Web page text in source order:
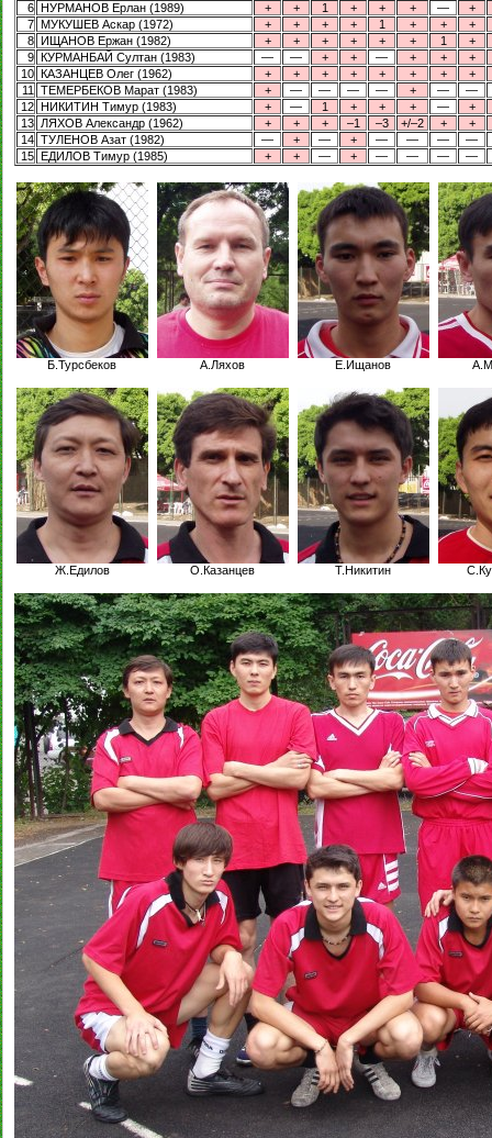
6 НУРМАНОВ Ерлан (1989) + + 1 + + + —
+
7 МУКУШЕВ Аскар (1972) + + + + 1 + +
+
8 ИЩАНОВ Ержан (1982) + + + + + + 1
+
9 КУРМАНБАЙ Султан (1983) — — + + — + +
+
10 КАЗАНЦЕВ Олег (1962) + + + + + + +
+
11
ТЕМЕРБЕКОВ Марат (1983) + — — — — + —
—
12 НИКИТИН Тимур (1983) + — 1 + + + —
+
13 ЛЯХОВ Александр (1962) + + + –1 –3 +/–2 +
+
14 ТУЛЕНОВ Азат (1982) — + — + — — —
—
15 ЕДИЛОВ Тимур (1985) + + — + — — — —
Б.Турсбеков А.Ляхов Е.Ищанов
Ж.Едилов О.Казанцев Т.Никитин